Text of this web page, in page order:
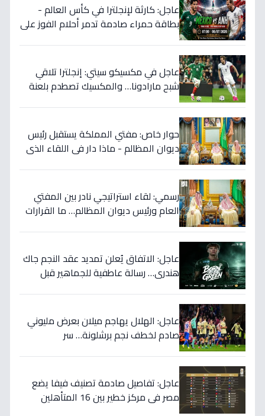
عاجل: كارثة لإنجلترا في كأس العالم -
بطاقة حمراء صادمة تدمر أحلام الفوز على
عاجل في مكسيكو سيتي: إنجلترا تلاقي
شبح مارادونا… والمكسيك تصطدم بلعنة
حوار خاص: مفتي المملكة يستقبل رئيس
ديوان المظالم - ماذا دار في اللقاء الذي
رسمي: لقاء استراتيجي نادر بين المفتي
العام ورئيس ديوان المظالم… ما القرارات
عاجل: الاتفاق يُعلن تمديد عقد النجم جاك
هندري… رسالة عاطفية للجماهير قبل
عاجل: الهلال يهاجم ميلان بعرض مليوني
صادم لخطف نجم برشلونة… سر
عاجل: تفاصيل صادمة تصنيف فيفا يضع
مصر في مركز خطير بين 16 المتأهلين